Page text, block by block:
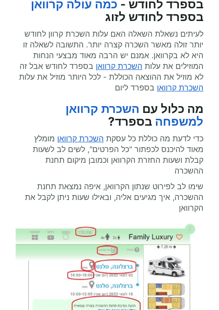
בספרד לחודש - כמה עולה קרוואן
בספרד לחודש לזוג
לעיתים נשאלת השאלה האם עלות השכרת קרוון לחודש
יותר זולה מאשר השכרה קצרה יותר. התשובה לשאלה זו
היא לא בקרוואן. אמנם יש הרבה מאוד מבצעי הנחות
המוזילים את עלות השכרת קרוואן בספרד לחודש אבל זה
לא מוזיל את ההוצאה הכוללת - לכל היותר מוזיל את עלות
השכרת קרוואן בספרד ליום
מה כלול עם השכרת קרוואן
למשפחה בספרד?
כדי לדעת מה כוללת כל עסקת השכרת קרוואן מומלץ
מאוד להיכנס לכפתור "כל הפרטים", לשים לב לשעות
קבלת ושעות החזרת הקרוואן וכמובן מיקום תחנת
ההשכרה
שימו לב לפירוט שנתון הקרוואן, איפה נמצאת תחנת
ההשכרה, איך מגיעים אליה, ובאילו שעות ניתן לקבל את
הקרוואן